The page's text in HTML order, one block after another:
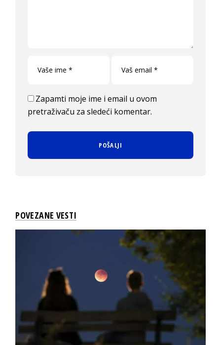
Zapamti moje ime i email u ovom
pretraživaču za sledeći komentar.
POVEZANE VESTI